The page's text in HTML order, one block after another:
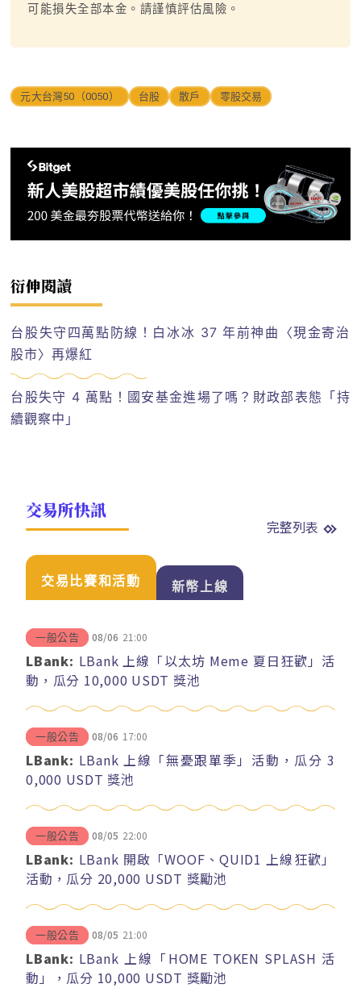
可能損失全部本金。請謹慎評估風險。
元大台灣50（0050） 台股 散戶 零股交易
衍伸閱讀
台股失守四萬點防線！白冰冰 37 年前神曲〈現金寄治
股市〉再爆紅
台股失守 4 萬點！國安基金進場了嗎？財政部表態「持
續觀察中」
交易所快訊
完整列表
交易比賽和活動 新幣上線
一般公告 08/06 21:00
LBank: LBank 上線「以太坊 Meme 夏日狂歡」活
動，瓜分 10,000 USDT 獎池
一般公告 08/06 17:00
LBank: LBank 上線「無憂跟單季」活動，瓜分 3
0,000 USDT 獎池
一般公告 08/05 22:00
LBank: LBank 開啟「WOOF、QUID1 上線狂歡」
活動，瓜分 20,000 USDT 獎勵池
一般公告 08/05 21:00
LBank: LBank 上線「HOME TOKEN SPLASH 活
動」，瓜分 10,000 USDT 獎勵池